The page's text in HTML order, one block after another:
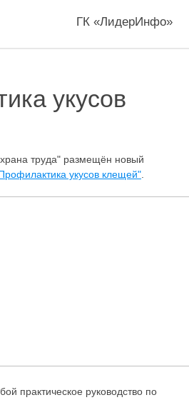
ГК «ЛидерИнфо»
укусов
труда" размещён новый
укусов клещей"
практическое руководство по